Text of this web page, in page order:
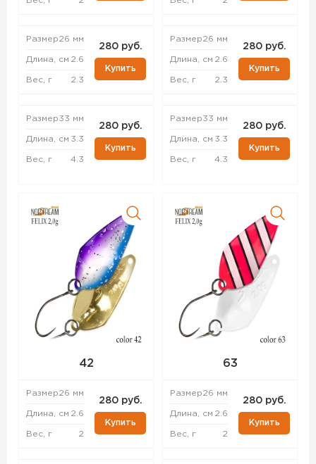
Размер26 мм
Длина, см 2.6
Вес, г 2.3
280 руб.
Купить
Размер33 мм
Длина, см 3.3
Вес, г 4.3
280 руб.
Купить
Размер26 мм
Длина, см 2.6
Вес, г 2.3
280 руб.
Купить
Размер33 мм
Длина, см 3.3
Вес, г 4.3
280 руб.
Купить
42
Размер26 мм
Длина, см 2.6
Вес, г 2
280 руб.
Купить
63
Размер26 мм
Длина, см 2.6
Вес, г 2
280 руб.
Купить